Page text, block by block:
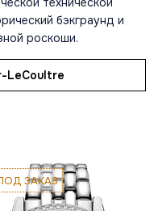
бэкграунд и
роскоши.
LeCoultre
ЗАКАЗ